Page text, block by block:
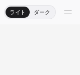
ライト ダーク